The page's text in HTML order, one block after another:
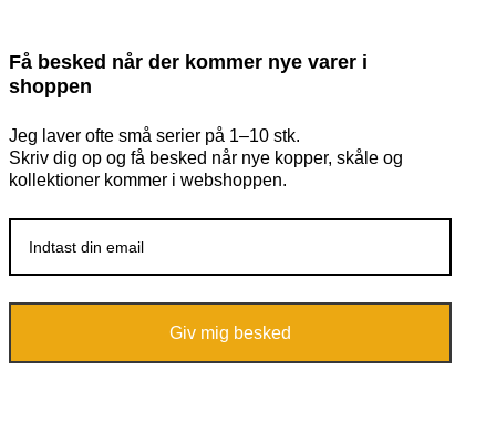
Få besked når der kommer nye varer i
shoppen
Jeg laver ofte små serier på 1–10 stk.
Skriv dig op og få besked når nye kopper, skåle og
kollektioner kommer i webshoppen.
Giv mig besked